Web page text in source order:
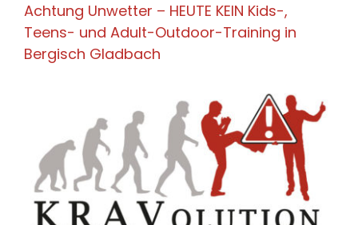
Achtung Unwetter – HEUTE KEIN Kids-,
Teens- und Adult-Outdoor-Training in
Bergisch Gladbach